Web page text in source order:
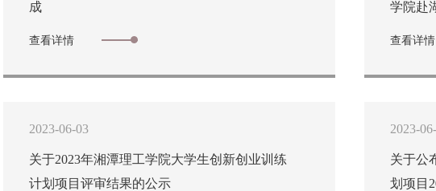
成
查看详情
学院赴
查看详情
2023-06-03
关于2023年湘潭理工学院大学生创新创业训练
计划项目评审结果的公示
2023-
关于公
划项目